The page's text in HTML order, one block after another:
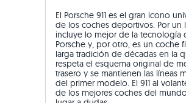
El Porsche 911 es el gran icono
de los coches deportivos. Por un
incluye lo mejor de la tecnología
Porsche y, por otro, es un coche
larga tradición de décadas en la
respeta el esquema original de
trasero y se mantienen las líneas
del primer modelo. El 911 al
de los mejores coches del